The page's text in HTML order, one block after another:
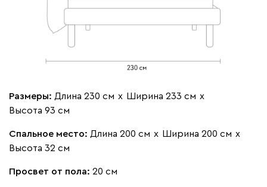
Размеры: Длина 230 см х Ширина 233 см х
Высота 93 см
Спальное место: Длина 200 см х Ширина 200 см х
Высота 32 см
Просвет от пола: 20 см